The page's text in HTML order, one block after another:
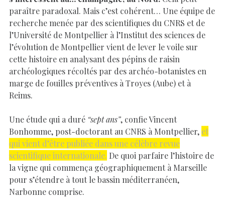
paraître paradoxal. Mais c’est cohérent… Une équipe de
recherche menée par des scientifiques du CNRS et de
l’Université de Montpellier à l’Institut des sciences de
l’évolution de Montpellier vient de lever le voile sur
cette histoire en analysant des pépins de raisin
archéologiques récoltés par des archéo-botanistes en
marge de fouilles préventives à Troyes (Aube) et à
Reims.
Une étude qui a duré “sept ans”, confie Vincent
Bonhomme, post-doctorant au CNRS à Montpellier, et
qui vient d’être publiée dans une célèbre revue
scientifique internationale. De quoi parfaire l’histoire de
la vigne qui commença géographiquement à Marseille
pour s’étendre à tout le bassin méditerranéen,
Narbonne comprise.